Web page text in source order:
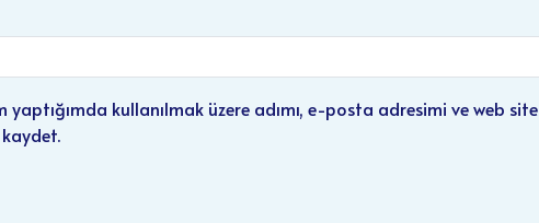
kullanılmak üzere adımı, e-posta adresimi ve web site